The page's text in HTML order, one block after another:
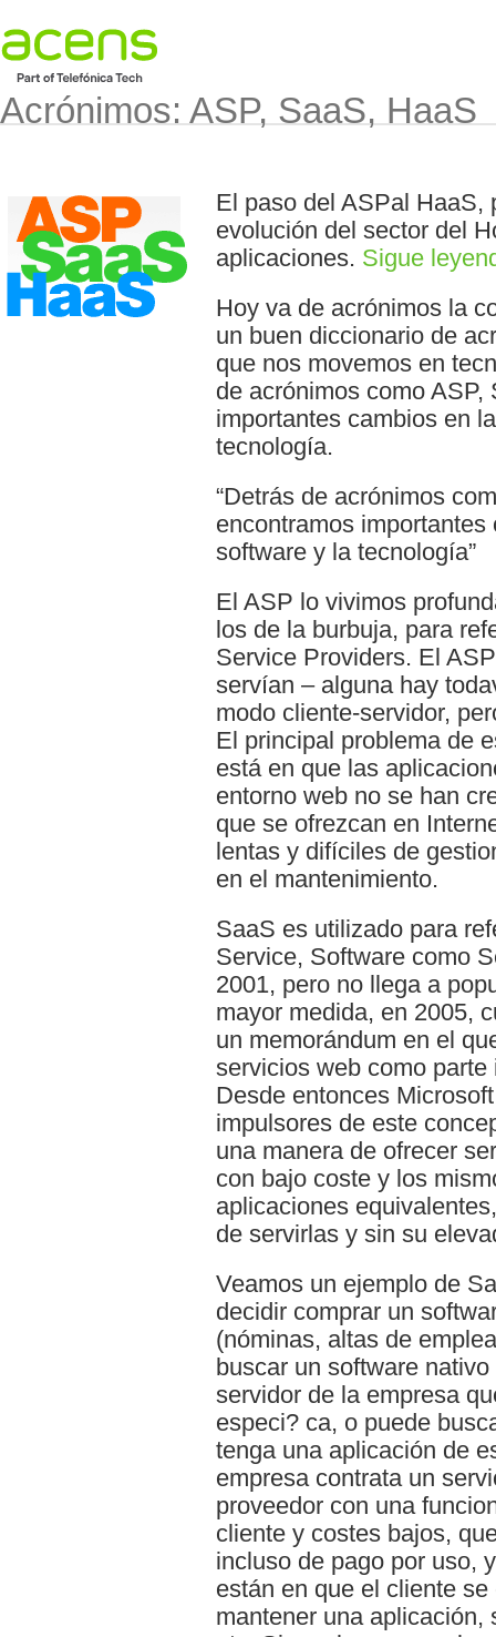
Acrónimos: ASP, SaaS, HaaS
El paso del ASPal HaaS,
evolución del sector del
aplicaciones. Sigue
Hoy va de acrónimos la
un buen diccionario de
que nos movemos en
de acrónimos como
importantes cambios en
tecnología.
“Detrás de acrónimos
encontramos
software y la tecnología”
El ASP lo vivimos
los de la burbuja, para
Service Providers. El
servían – alguna hay
modo cliente-servidor,
El principal problema de
está en que las
entorno web no se han
que se ofrezcan en
lentas y difíciles de
en el mantenimiento.
SaaS es utilizado para
Service, Software como
2001, pero no llega a
mayor medida, en 2005,
un memorándum en el
servicios web como
Desde entonces
impulsores de este
una manera de ofrecer
con bajo coste y los
aplicaciones
de servirlas y sin su
Veamos un ejemplo de
decidir comprar un
(nóminas, altas de
buscar un software
servidor de la empresa
especi? ca, o puede
tenga una aplicación de
empresa contrata un
proveedor con una
cliente y costes bajos,
incluso de pago por uso,
están en que el cliente
mantener una